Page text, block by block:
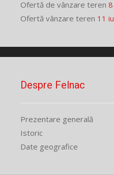
Ofertă de vânzare teren
Ofertă vânzare teren 11
Despre Felnac
Prezentare generală
Istoric
Date geografice